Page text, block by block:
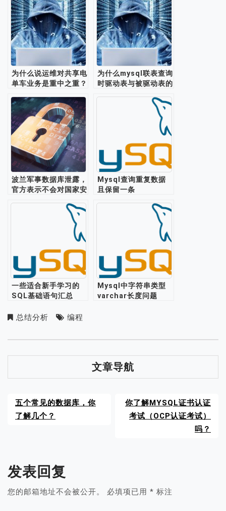
为什么说运维对共享电
单车业务是重中之重？
为什么mysql联表查询
时驱动表与被驱动表的
波兰军事数据库泄露，
官方表示不会对国家安
Mysql查询重复数据
且保留一条
一些适合新手学习的
SQL基础语句汇总
Mysql中字符串类型
varchar长度问题
总结分析 编程
文章导航
五个常见的数据库，你
了解几个？
你了解MYSQL证书认证
考试（OCP认证考试）
吗？
发表回复
您的邮箱地址不会被公开。 必填项已用 * 标注